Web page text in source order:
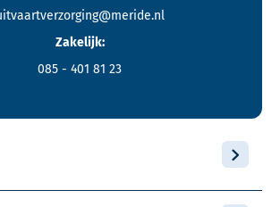
Zakelijk:
085 - 401 81 23